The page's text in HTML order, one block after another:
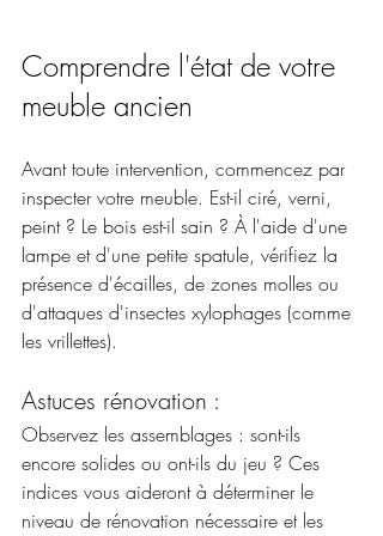
Comprendre l'état de votre
meuble ancien
Avant toute intervention, commencez par
inspecter votre meuble. Est-il ciré, verni,
peint ? Le bois est-il sain ? À l'aide d'une
lampe et d'une petite spatule, vérifiez la
présence d'écailles, de zones molles ou
d'attaques d'insectes xylophages (comme
les vrillettes).
Astuces rénovation :
Observez les assemblages : sont-ils
encore solides ou ont-ils du jeu ? Ces
indices vous aideront à déterminer le
niveau de rénovation nécessaire et les